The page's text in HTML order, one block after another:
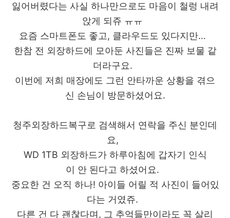
잃어버렸다는 사실 하나만으로도 마음이 철렁 내려
앉게 되쥬 ㅠㅠ
요즘 스마트폰도 좋고, 클라우드도 있다지만…
한참 전 외장하드에 모아둔 사진들은 진짜 보물 같
더라구요.
이번에 저희 매장에도 그런 안타까운 상황을 겪으
신 손님이 방문하셨어요.
청주외장하드복구로 검색해서 연락을 주신 분인데
요,
WD 1TB 외장하드가 하루아침에 갑자기 인식
이 안 된다고 하셨어요.
중요한 건 오직 하나! 아이들 어릴 적 사진이 들어있
다는 거였쥬.
다른 건 다 괜찮다며, 그 추억들만이라도 꼭 살리